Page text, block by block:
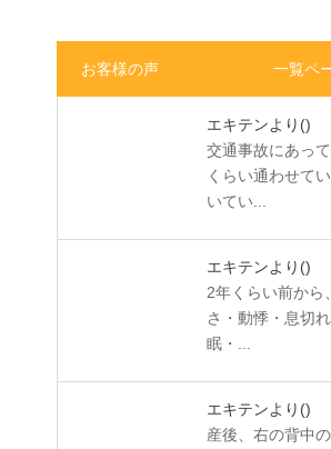
お客様の声 一覧ペ
エキテンより ()
交通事故にあっ
くらい通わせて
いてい...
エキテンより ()
2年くらい前から
さ・動悸・息切
眠・...
エキテンより ()
産後、右の背中